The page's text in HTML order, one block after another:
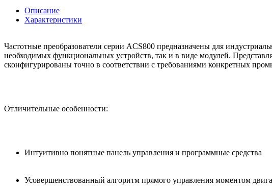
Описание
Характеристики
Частотные преобразователи серии ACS800 предназначены для
необходимых функциональных устройств, так и в виде модулей.
сконфигурированы точно в соответствии с требованиями конкретных
Отличительные особенности:
Интуитивно понятные панель управления и программные средства
Усовершенствованный алгоритм прямого управления моментом